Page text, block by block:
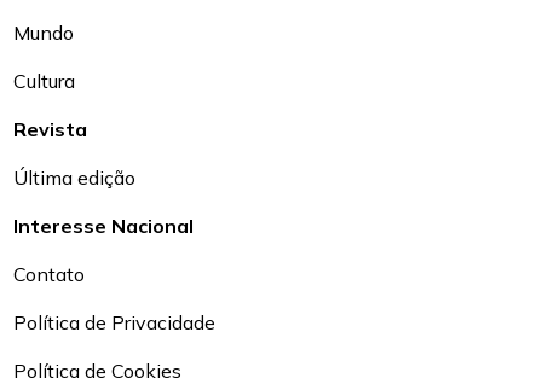
Mundo
Cultura
Revista
Última edição
Interesse Nacional
Contato
Política de Privacidade
Política de Cookies